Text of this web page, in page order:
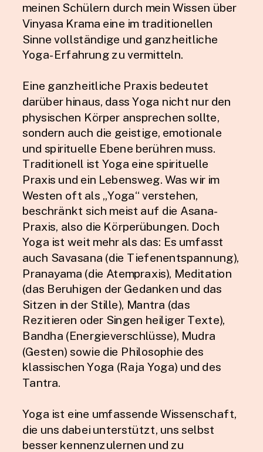
meinen Schülern durch mein Wissen über
Vinyasa Krama eine im traditionellen
Sinne vollständige und ganzheitliche
Yoga-Erfahrung zu vermitteln.
Eine ganzheitliche Praxis bedeutet
darüber hinaus, dass Yoga nicht nur den
physischen Körper ansprechen sollte,
sondern auch die geistige, emotionale
und spirituelle Ebene berühren muss.
Traditionell ist Yoga eine spirituelle
Praxis und ein Lebensweg. Was wir im
Westen oft als „Yoga“ verstehen,
beschränkt sich meist auf die Asana-
Praxis, also die Körperübungen. Doch
Yoga ist weit mehr als das: Es umfasst
auch Savasana (die Tiefenentspannung),
Pranayama (die Atempraxis), Meditation
(das Beruhigen der Gedanken und das
Sitzen in der Stille), Mantra (das
Rezitieren oder Singen heiliger Texte),
Bandha (Energieverschlüsse), Mudra
(Gesten) sowie die Philosophie des
klassischen Yoga (Raja Yoga) und des
Tantra.
Yoga ist eine umfassende Wissenschaft,
die uns dabei unterstützt, uns selbst
besser kennenzulernen und zu